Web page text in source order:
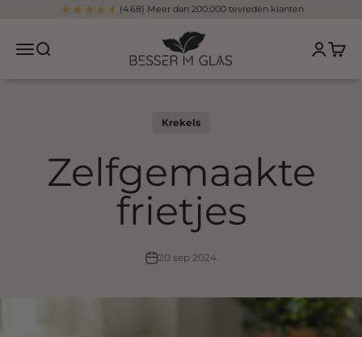
Overslaan naar inhoud(4.68) Meer dan 200.000 tevreden klanten
Navigatiemenu openen
Open zoeken
Beter in een glas
Pagina
Krekels
Zelfgemaakte
frietjes
20 sep 2024